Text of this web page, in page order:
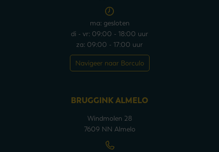
ma: gesloten
di - vr: 09:00 - 18:00 uur
za: 09:00 - 17:00 uur
Navigeer naar Borculo
BRUGGINK ALMELO
Windmolen 28
7609 NN Almelo